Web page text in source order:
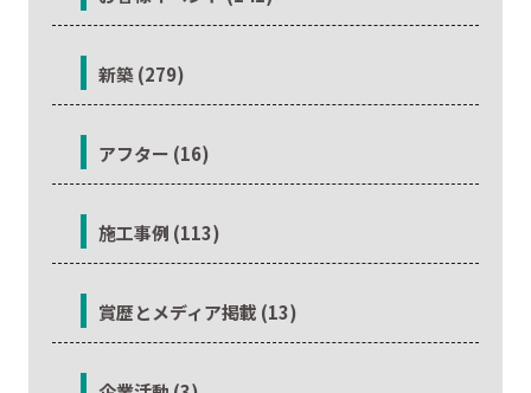
新築 (279)
アフター (16)
施工事例 (113)
賞歴とメディア掲載 (13)